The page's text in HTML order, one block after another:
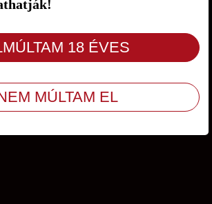
/ÁSZF/Adatvédelem
- 2026 Amity Kft. Minden jog fenntartva